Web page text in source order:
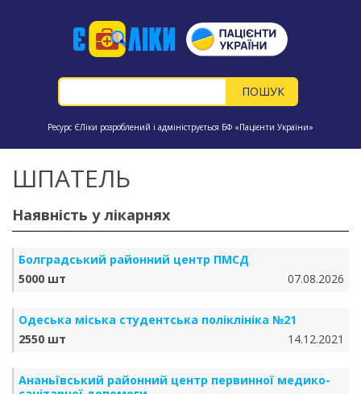
Ресурс ЄЛіки розроблений і адмініструється БФ «Пацієнти України»
ШПАТЕЛЬ
Наявність у лікарнях
Болградський районний центр ПМСД
5000 шт
07.08.2026
Одеська міська студентська поліклініка №21
2550 шт
14.12.2021
Ананьївський районний центр первинної медико-